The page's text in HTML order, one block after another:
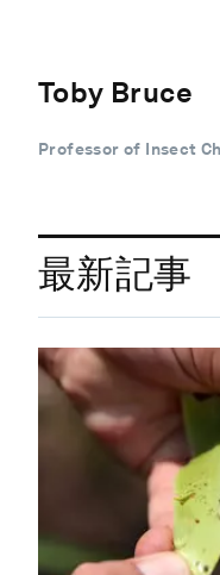
Toby Bruce
Professor of Insect
最新記事